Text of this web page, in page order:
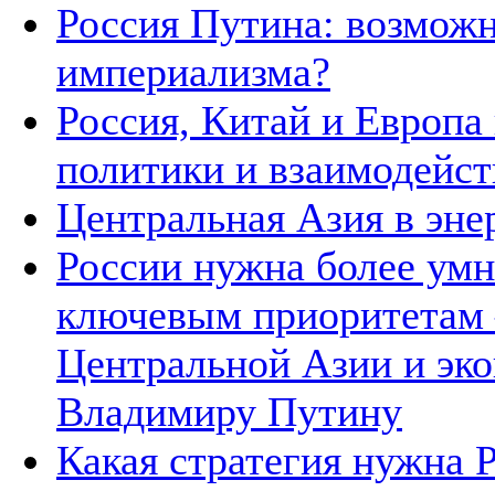
Россия Путина:
империализма?
Россия, Китай и
политики и
Центральная Азия в
России нужна более
ключевым приоритетам
Центральной Азии и
Владимиру Путину
Какая стратегия нужна